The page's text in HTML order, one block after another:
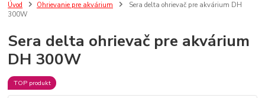
Úvod Ohrievanie pre akvárium
Sera delta ohrievač pre akvárium DH
300W
Sera delta ohrievač pre akvárium
DH 300W
TOP produkt